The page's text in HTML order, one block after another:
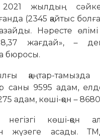
2021 жылдың
(2345 қайтыс
Нәресте
8,37 жағдай», –
бюросы.
қаңтар-тамызда
саны 9595 адам,
адам, көші-қон –
негізгі көші-қон
жүзеге асады.